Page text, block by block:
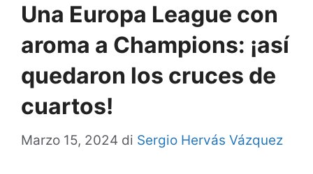
Una Europa League con
aroma a Champions: ¡así
quedaron los cruces de
cuartos!
Marzo 15, 2024 di Sergio Hervás Vázquez